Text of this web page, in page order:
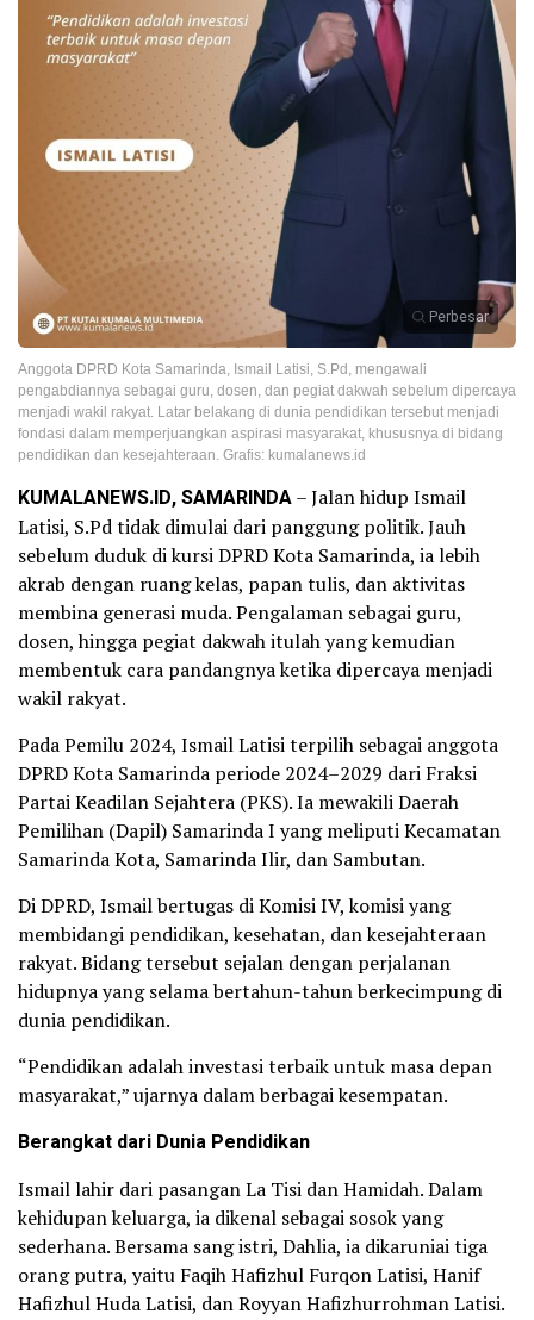
Perbesar
Anggota DPRD Kota Samarinda, Ismail Latisi, S.Pd, mengawali
pengabdiannya sebagai guru, dosen, dan pegiat dakwah sebelum dipercaya
menjadi wakil rakyat. Latar belakang di dunia pendidikan tersebut menjadi
fondasi dalam memperjuangkan aspirasi masyarakat, khususnya di bidang
pendidikan dan kesejahteraan. Grafis: kumalanews.id
KUMALANEWS.ID, SAMARINDA– Jalan hidup Ismail
Latisi, S.Pd tidak dimulai dari panggung politik. Jauh
sebelum duduk di kursi DPRD Kota Samarinda, ia lebih
akrab dengan ruang kelas, papan tulis, dan aktivitas
membina generasi muda. Pengalaman sebagai guru,
dosen, hingga pegiat dakwah itulah yang kemudian
membentuk cara pandangnya ketika dipercaya menjadi
wakil rakyat.
Pada Pemilu 2024, Ismail Latisi terpilih sebagai anggota
DPRD Kota Samarinda periode 2024–2029 dari Fraksi
Partai Keadilan Sejahtera (PKS). Ia mewakili Daerah
Pemilihan (Dapil) Samarinda I yang meliputi Kecamatan
Samarinda Kota, Samarinda Ilir, dan Sambutan.
Di DPRD, Ismail bertugas di Komisi IV, komisi yang
membidangi pendidikan, kesehatan, dan kesejahteraan
rakyat. Bidang tersebut sejalan dengan perjalanan
hidupnya yang selama bertahun-tahun berkecimpung di
dunia pendidikan.
“Pendidikan adalah investasi terbaik untuk masa depan
masyarakat,” ujarnya dalam berbagai kesempatan.
Berangkat dari Dunia Pendidikan
Ismail lahir dari pasangan La Tisi dan Hamidah. Dalam
kehidupan keluarga, ia dikenal sebagai sosok yang
sederhana. Bersama sang istri, Dahlia, ia dikaruniai tiga
orang putra, yaitu Faqih Hafizhul Furqon Latisi, Hanif
Hafizhul Huda Latisi, dan Royyan Hafizhurrohman Latisi.